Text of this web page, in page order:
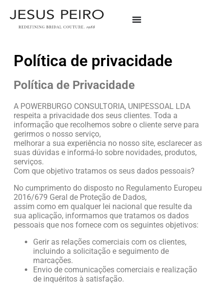
Política de privacidade
Política de Privacidade
A POWERBURGO CONSULTORIA, UNIPESSOAL LDA
respeita a privacidade dos seus clientes. Toda a
informação que recolhemos sobre o cliente serve para
gerirmos o nosso serviço,
melhorar a sua experiência no nosso site, esclarecer as
suas dúvidas e informá-lo sobre novidades, produtos,
serviços.
Com que objetivo tratamos os seus dados pessoais?
No cumprimento do disposto no Regulamento Europeu
2016/679 Geral de Proteção de Dados,
assim como em qualquer lei nacional que resulte da
sua aplicação, informamos que tratamos os dados
pessoais que nos fornece com os seguintes objetivos:
Gerir as relações comerciais com os clientes,
incluindo a solicitação e seguimento de
marcações.
Envio de comunicações comerciais e realização
de inquéritos à satisfação.